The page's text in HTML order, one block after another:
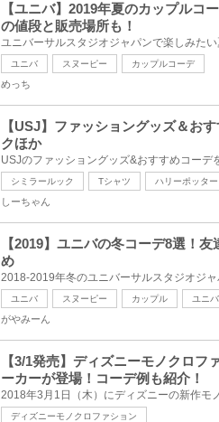
【ユニバ】2019年夏のカップルコ
の値段と販売場所も！
ユニバ スヌーピー カップルコーデ
めっち
【USJ】ファッショングッズ＆お
クほか
シミラールック Tシャツ ハリーポッター
しーちゃん
【2019】ユニバの冬コーデ8選！
め
ユニバ スヌーピー カップル ユニ
がやみーん
【3/1発売】ディズニーモノクロ
ーカーが登場！コーデ例も紹介！
ディズニーモノクロファション